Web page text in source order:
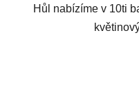
Hůl nabízíme v 10ti